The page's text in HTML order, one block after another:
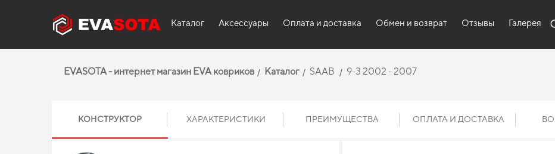
Каталог Аксессуары Оплата и доставка Обмен и возврат Отзывы Галерея
EVASOTA - интернет магазин EVA ковриков Каталог SAAB 9-3 2002 - 2007
КОНСТРУКТОР ХАРАКТЕРИСТИКИ ПРЕИМУЩЕСТВА ОПЛАТА И ДОСТАВКА